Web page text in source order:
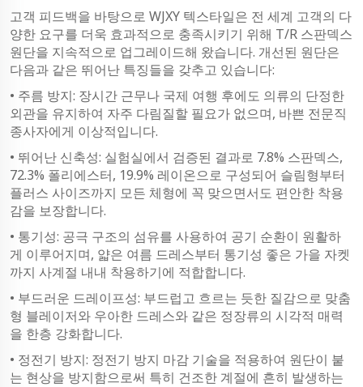
고객 피드백을 바탕으로 WJXY 텍스타일은 전 세계 고객의 다
양한 요구를 더욱 효과적으로 충족시키기 위해 T/R 스판덱스
원단을 지속적으로 업그레이드해 왔습니다. 개선된 원단은
다음과 같은 뛰어난 특징들을 갖추고 있습니다:
• 주름 방지: 장시간 근무나 국제 여행 후에도 의류의 단정한
외관을 유지하여 자주 다림질할 필요가 없으며, 바쁜 전문직
종사자에게 이상적입니다.
• 뛰어난 신축성: 실험실에서 검증된 결과로 7.8% 스판덱스,
72.3% 폴리에스터, 19.9% 레이온으로 구성되어 슬림형부터
플러스 사이즈까지 모든 체형에 꼭 맞으면서도 편안한 착용
감을 보장합니다.
• 통기성: 공극 구조의 섬유를 사용하여 공기 순환이 원활하
게 이루어지며, 얇은 여름 드레스부터 통기성 좋은 가을 자켓
까지 사계절 내내 착용하기에 적합합니다.
• 부드러운 드레이프성: 부드럽고 흐르는 듯한 질감으로 맞춤
형 블레이저와 우아한 드레스와 같은 정장류의 시각적 매력
을 한층 강화합니다.
• 정전기 방지: 정전기 방지 마감 기술을 적용하여 원단이 붙
는 현상을 방지함으로써 특히 건조한 계절에 흔히 발생하는